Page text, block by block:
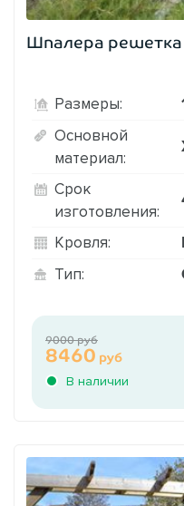
Шпалера решетка
Размеры:
Основной
материал:
Срок
изготовления:
Кровля:
Тип:
В наличии
8460 руб
9000 руб